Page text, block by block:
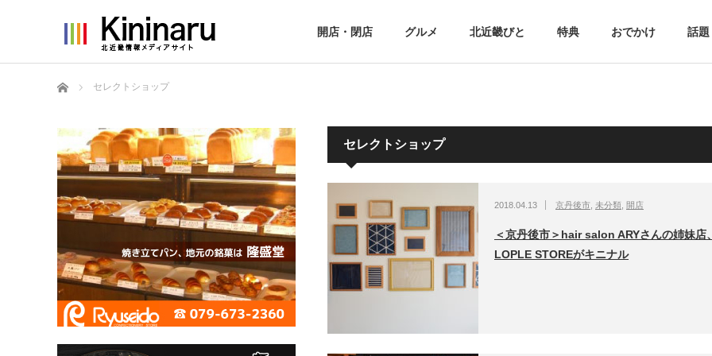
開店・閉店 グルメ 北近畿びと 特典 おでかけ 話題
ホーム セレクトショップ
セレクトショップ
2018.04.13 京丹後市 未分類 開店
＜京丹後市＞hair salon ARYさんの姉妹店
LOPLE STOREがキニナル